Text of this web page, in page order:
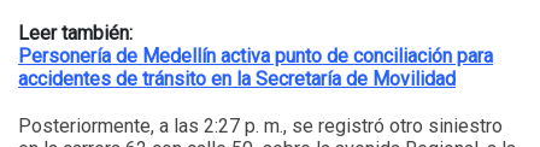
Leer también:
Personería de Medellín activa punto de conciliación para
accidentes de tránsito en la Secretaría de Movilidad
Posteriormente, a las 2:27 p. m., se registró otro siniestro